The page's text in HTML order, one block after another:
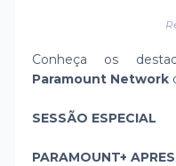
Conheça os
Paramount Network
SESSÃO ESPECIAL
PARAMOUNT+